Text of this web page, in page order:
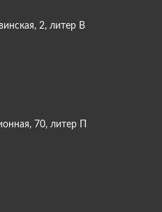
2, литер В
70, литер П